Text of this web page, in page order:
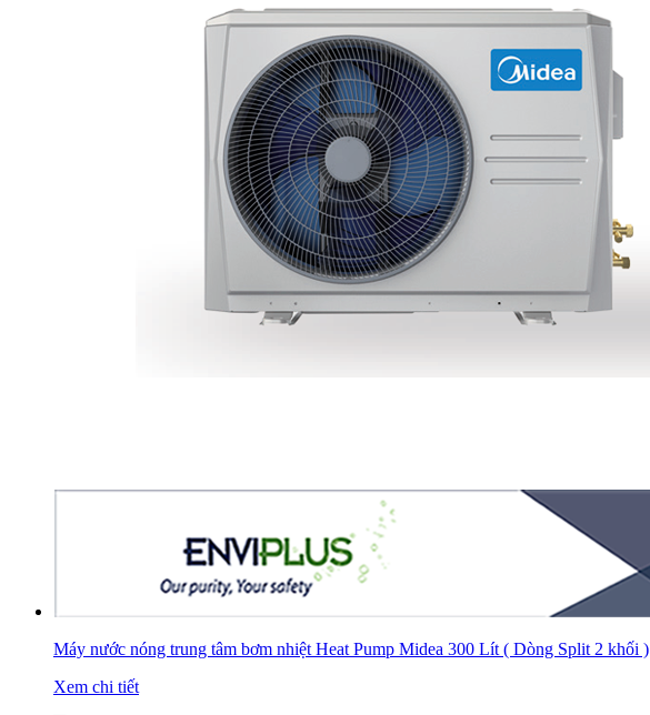
Máy nước nóng trung tâm bơm nhiệt Heat Pump Midea 300 Lít ( Dòng Split 2 khối )
Xem chi tiết